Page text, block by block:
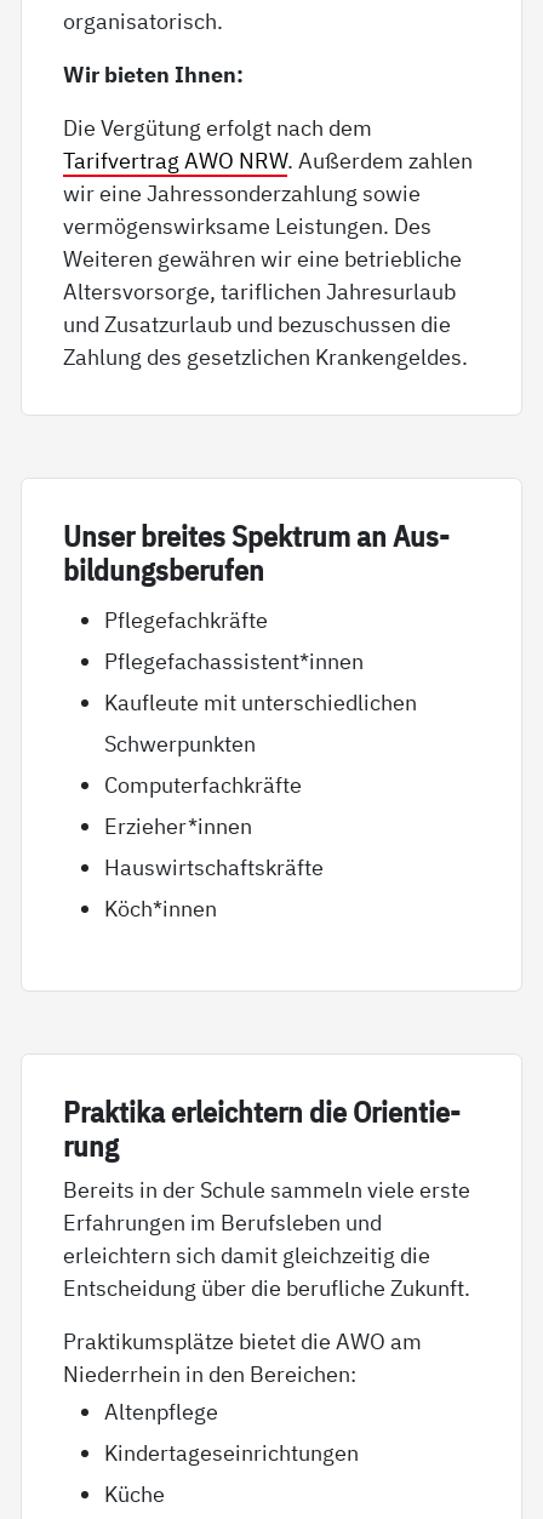
organisatorisch.
Wir bieten Ihnen:
Die Vergütung erfolgt nach dem
Tarifvertrag AWO NRW. Außerdem zahlen
wir eine Jahressonderzahlung sowie
vermögenswirksame Leistungen. Des
Weiteren gewähren wir eine betriebliche
Altersvorsorge, tariflichen Jahresurlaub
und Zusatzurlaub und bezuschussen die
Zahlung des gesetzlichen Krankengeldes.
Un­ser brei­tes Spek­trum an Aus­
bil­dungs­be­ru­fen
Pflegefachkräfte
Pflegefachassistent*innen
Kaufleute mit unterschiedlichen
Schwerpunkten
Computerfachkräfte
Erzieher*innen
Hauswirtschaftskräfte
Köch*innen
Prak­ti­ka er­leich­tern die Ori­en­tie­
rung
Bereits in der Schule sammeln viele erste
Erfahrungen im Berufsleben und
erleichtern sich damit gleichzeitig die
Entscheidung über die berufliche Zukunft.
Praktikumsplätze bietet die AWO am
Niederrhein in den Bereichen:
Altenpflege
Kindertageseinrichtungen
Küche